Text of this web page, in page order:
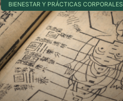
BIENESTAR Y PRÁCTICAS CORPORALES